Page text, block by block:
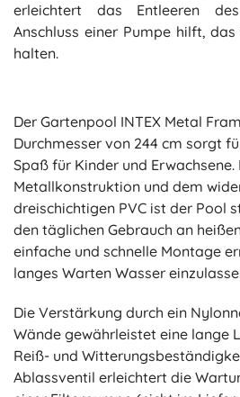
erleichtert das Entleeren
Anschluss einer Pumpe hilft,
halten.
Der Gartenpool INTEX Metal
Durchmesser von 244 cm sorgt
Spaß für Kinder und
Metallkonstruktion und dem
dreischichtigen PVC ist der Pool
den täglichen Gebrauch an
einfache und schnelle Montage
langes Warten Wasser
Die Verstärkung durch ein
Wände gewährleistet eine lange
Reiß- und
Ablassventil erleichtert die